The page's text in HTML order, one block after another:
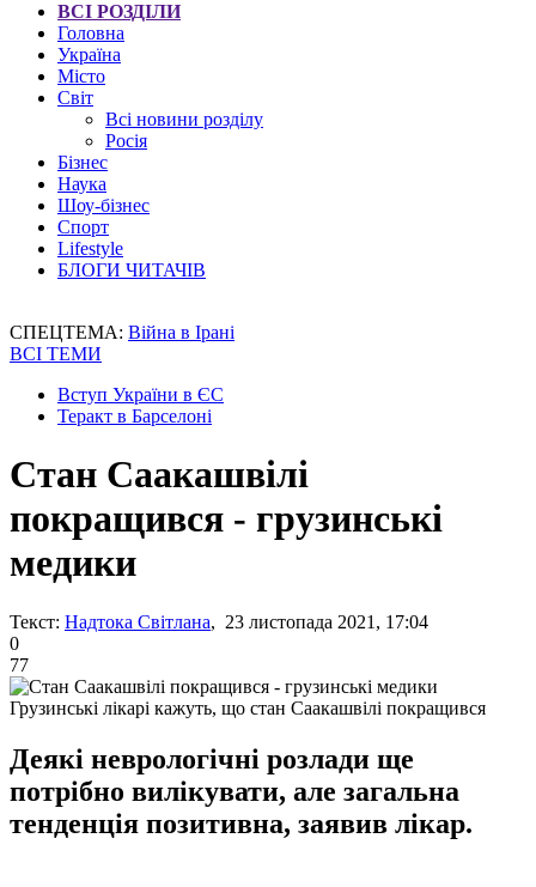
ВСІ РОЗДІЛИ
Головна
Україна
Місто
Світ
Всі новини розділу
Росія
Бізнес
Наука
Шоу-бізнес
Спорт
Lifestyle
БЛОГИ ЧИТАЧІВ
СПЕЦТЕМА: Війна в Ірані
ВСІ ТЕМИ
Вступ України в ЄС
Теракт в Барселоні
Стан Саакашвілі
покращився - грузинські
медики
Текст: Надтока Світлана, 23 листопада 2021, 17:04
0
77
Грузинські лікарі кажуть, що стан Саакашвілі покращився
Деякі неврологічні розлади ще
потрібно вилікувати, але загальна
тенденція позитивна, заявив лікар.